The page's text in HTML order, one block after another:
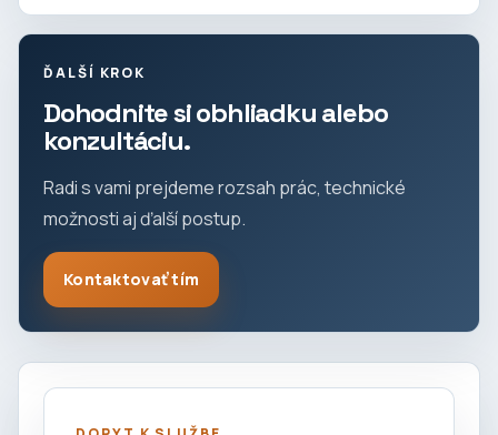
ĎALŠÍ KROK
Dohodnite si obhliadku alebo
konzultáciu.
Radi s vami prejdeme rozsah prác, technické
možnosti aj ďalší postup.
Kontaktovať tím